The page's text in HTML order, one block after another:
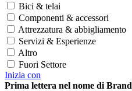
Bici & telai
Componenti & accessori
Attrezzatura & abbigliamento
Servizi & Esperienze
Altro
Fuori Settore
Inizia con
Prima lettera nel nome di Brand